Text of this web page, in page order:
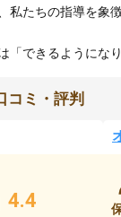
私たちの指導を象徴
「できるようにな
コミ・評判
4.4